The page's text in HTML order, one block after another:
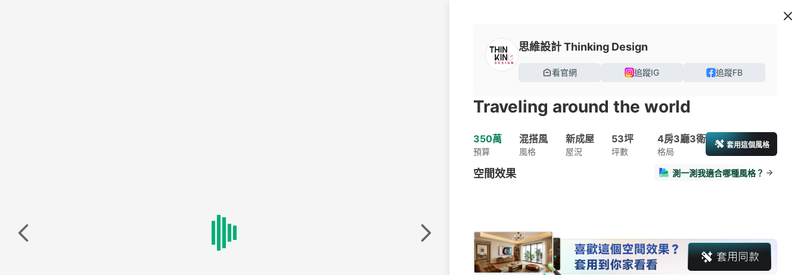
思維設計 Thinking Design
看官網 追蹤IG 追蹤FB
Traveling around the world
350萬
預算
混搭風
風格
新成屋
屋況
53坪
坪數
4房3廳3衛
格局
套用這個風格
空間效果 測一測我適合哪種風格？